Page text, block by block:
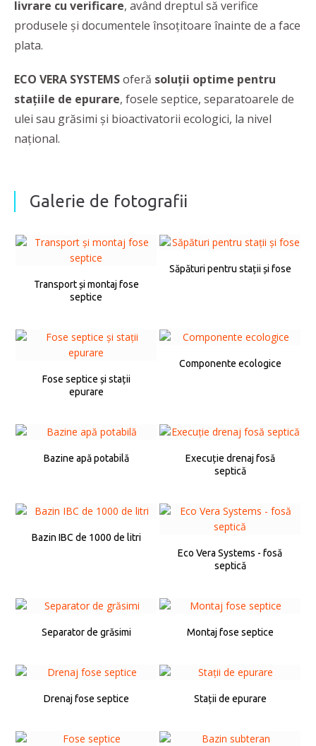
livrare cu verificare, având dreptul să verifice
produsele și documentele însoțitoare înainte de a face
plata.
ECO VERA SYSTEMSoferă soluții optime pentru
stațiile de epurare, fosele septice, separatoarele de
ulei sau grăsimi și bioactivatorii ecologici, la nivel
național.
Galerie de fotografii
Transport și montaj fose
septice
Săpături pentru stații și fose
Fose septice și stații
epurare
Componente ecologice
Bazine apă potabilă
Execuție drenaj fosă
septică
Bazin IBC de 1000 de litri
Eco Vera Systems - fosă
septică
Separator de grăsimi Montaj fose septice
Drenaj fose septice Stații de epurare